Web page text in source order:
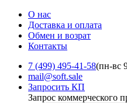
О нас
Доставка и оплата
Обмен и ​возрат
Контакты
7 (499) 495-41-58(пн-вс
mail@soft.sale
Запросить КП
Запрос коммерческого